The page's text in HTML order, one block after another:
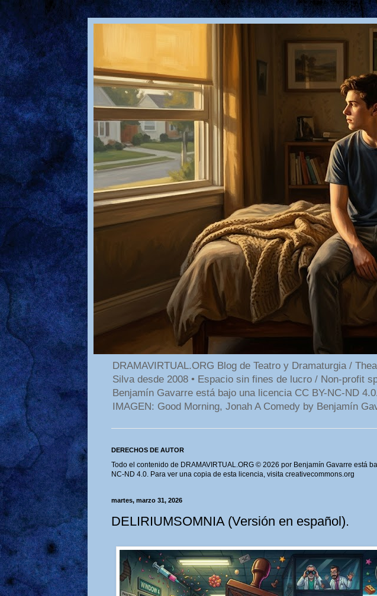
DRAMAVIRTUAL.ORG Blog de Teatro y Dramaturgia /
Silva desde 2008 • Espacio sin fines de lucro / Non-profit
Benjamín Gavarre está bajo una licencia CC BY-NC-ND
IMAGEN: Good Morning, Jonah A Comedy by Benjamín
DERECHOS DE AUTOR
Todo el contenido de DRAMAVIRTUAL.ORG © 2026 por Benjamín Gavarre está
NC-ND 4.0. Para ver una copia de esta licencia, visita creativecommons.org
martes, marzo 31, 2026
DELIRIUMSOMNIA (Versión en español).